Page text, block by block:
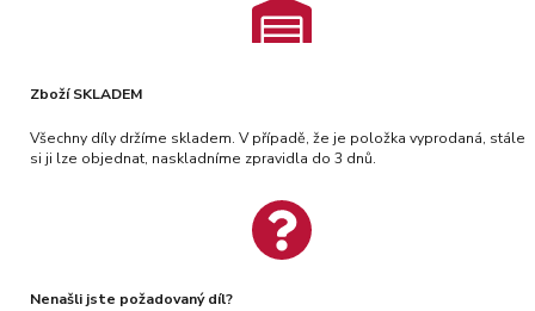
Zboží SKLADEM
Všechny díly držíme skladem. V případě, že je položka vyprodaná, stále
si ji lze objednat, naskladníme zpravidla do 3 dnů.
Nenašli jste požadovaný díl?